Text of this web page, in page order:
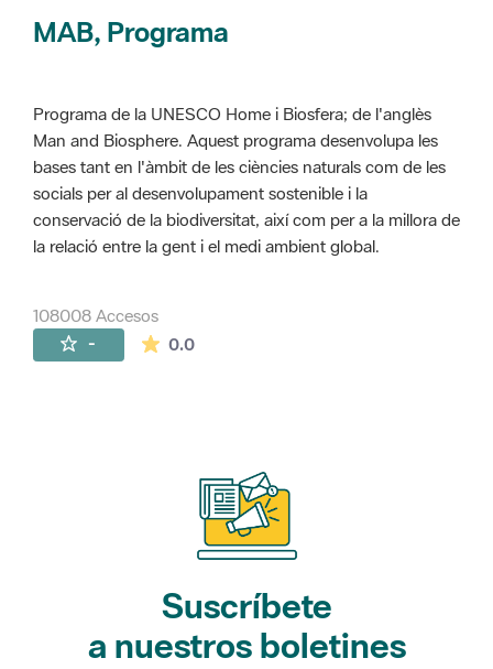
MAB, Programa
Programa de la UNESCO Home i Biosfera; de l'anglès
Man and Biosphere. Aquest programa desenvolupa les
bases tant en l'àmbit de les ciències naturals com de les
socials per al desenvolupament sostenible i la
conservació de la biodiversitat, així com per a la millora de
la relació entre la gent i el medi ambient global.
108008 Accesos
- 0.0La valoración media es de 0 estrellas de
Suscríbete
a nuestros boletines